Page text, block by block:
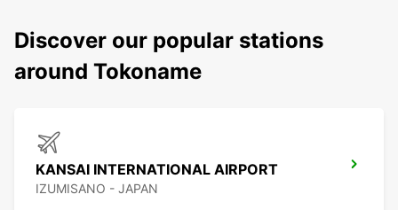
Discover our popular stations
around Tokoname
KANSAI INTERNATIONAL AIRPORT
IZUMISANO - JAPAN